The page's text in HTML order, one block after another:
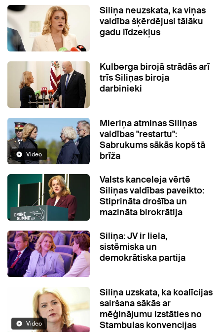
Siliņa neuzskata, ka viņas
valdība šķērdējusi tālāku
gadu līdzekļus
Kulberga birojā strādās arī
trīs Siliņas biroja
darbinieki
Video
Mieriņa atminas Siliņas
valdības "restartu":
Sabrukums sākās kopš tā
brīža
Valsts kanceleja vērtē
Siliņas valdības paveikto:
Stiprināta drošība un
mazināta birokrātija
Siliņa: JV ir liela,
sistēmiska un
demokrātiska partija
Video
Siliņa uzskata, ka koalīcijas
sairšana sākās ar
mēģinājumu izstāties no
Stambulas konvencijas